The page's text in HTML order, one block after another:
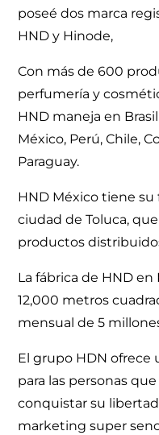
poseé dos marca
HND y Hinode,
Con más de 600
perfumería y
HND maneja en
México, Perú, Chile,
Paraguay.
HND México tiene su
ciudad de Toluca,
productos
La fábrica de HND en
12,000 metros
mensual de 5
El grupo HDN ofrece
para las personas
conquistar su
marketing super